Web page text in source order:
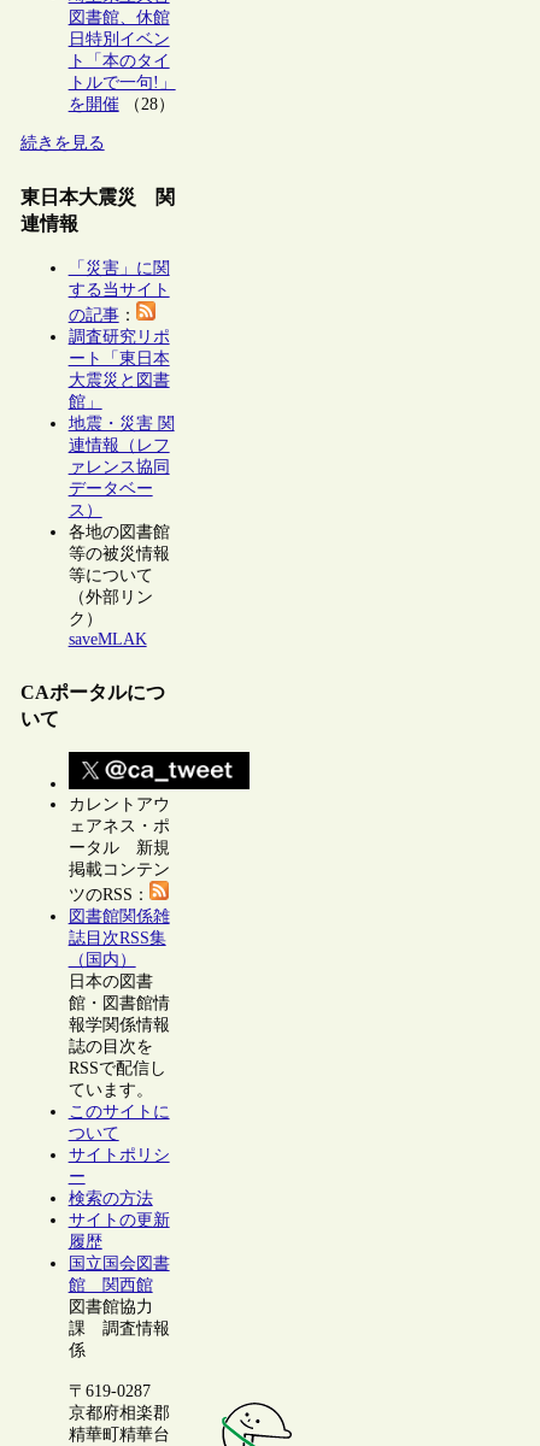
図書館、休館
日特別イベン
ト「本のタイ
トルで一句!」
を開催（28）
続きを見る
東日本大震災 関
連情報
「災害」に関
する当サイト
の記事：
調査研究リポ
ート「東日本
大震災と図書
館」
地震・災害 関
連情報（レフ
ァレンス協同
データベー
ス）
各地の図書館
等の被災情報
等について
（外部リン
ク）
saveMLAK
CAポータルにつ
いて
カレントアウ
ェアネス・ポ
ータル 新規
掲載コンテン
ツのRSS：
図書館関係雑
誌目次RSS集
（国内）
日本の図書
館・図書館情
報学関係情報
誌の目次を
RSSで配信し
ています。
このサイトに
ついて
サイトポリシ
ー
検索の方法
サイトの更新
履歴
国立国会図書
館 関西館
図書館協力
課 調査情報
係
〒619-0287
京都府相楽郡
精華町精華台